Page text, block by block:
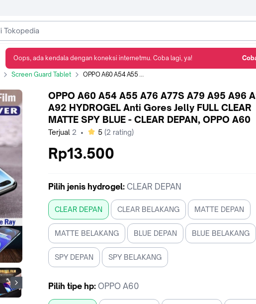
Screen Guard Tablet OPPO A60 A54 A55 A76 A77S A79 A95 A96 A91 A92 HYDROGEL Anti Gores Jelly FULL CLEAR MATTE SPY BLUE - CLEAR DEPAN, OPPO A60
OPPO A60 A54 A55 A76 A77S A79 A95 A96
A92 HYDROGEL Anti Gores Jelly FULL CLEAR
MATTE SPY BLUE - CLEAR DEPAN, OPPO A60
Terjual 2 • bintang
5 (2 rating)
Rp13.500
Pilih jenis hydrogel: CLEAR DEPAN
CLEAR DEPAN CLEAR BELAKANG MATTE DEPAN
MATTE BELAKANG BLUE DEPAN BLUE BELAKANG
SPY DEPAN SPY BELAKANG
Pilih tipe hp: OPPO A60
Oops, ada kendala dengan koneksi internetmu. Coba lagi, ya!